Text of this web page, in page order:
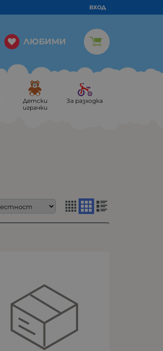
ВХОД
ЛЮБИМИ
Детски
играчки
За разходка